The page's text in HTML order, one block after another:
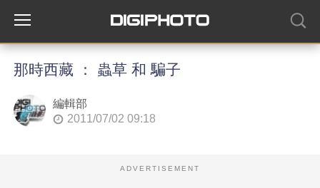
那時西藏 ： 蟲草 和 騙子
編輯部
2011/07/02 09:18
ADVERTISEMENT